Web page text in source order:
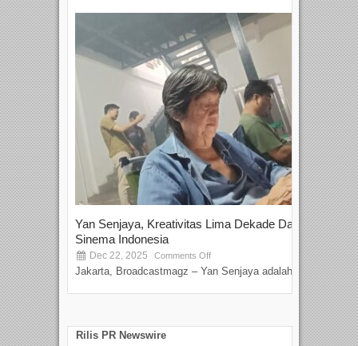
Yan Senjaya, Kreativitas Lima Dekade Dalam
Sinema Indonesia
Dec 22, 2025 Comments Off
Jakarta, Broadcastmagz – Yan Senjaya adalah...
Rilis PR Newswire